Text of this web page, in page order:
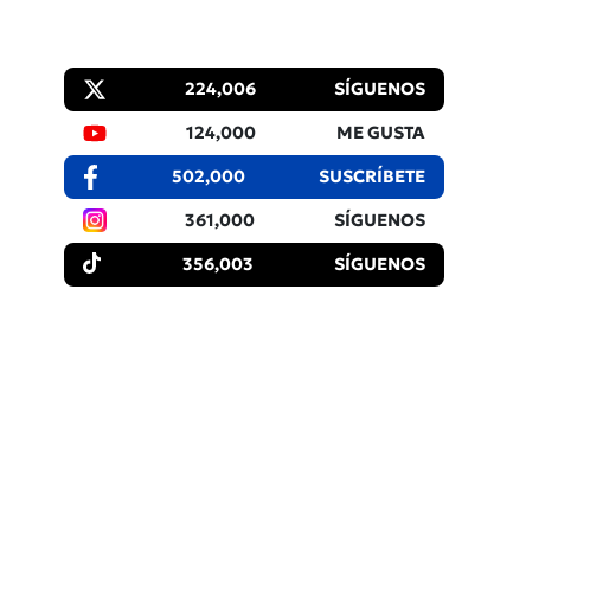
224,006 SÍGUENOS
124,000 ME GUSTA
502,000 SUSCRÍBETE
361,000 SÍGUENOS
356,003 SÍGUENOS